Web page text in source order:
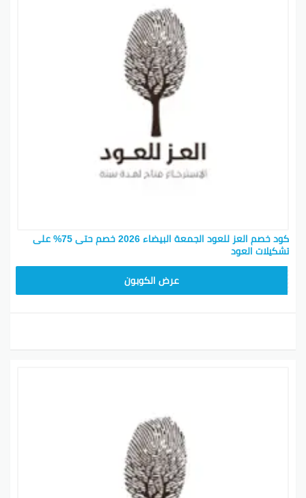
كود خصم العز للعود الجمعة البيضاء 2026 خصم حتى 75% على
تشكيلات العود
عرض الكوبون